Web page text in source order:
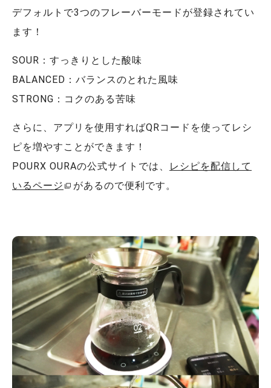
デフォルトで3つのフレーバーモードが登録されてい
ます！
SOUR：すっきりとした酸味
BALANCED：バランスのとれた風味
STRONG：コクのある苦味
さらに、アプリを使用すればQRコードを使ってレシ
ピを増やすことができます！
POURX OURAの公式サイトでは、
レシピを配信して
いるページ
があるので便利です。